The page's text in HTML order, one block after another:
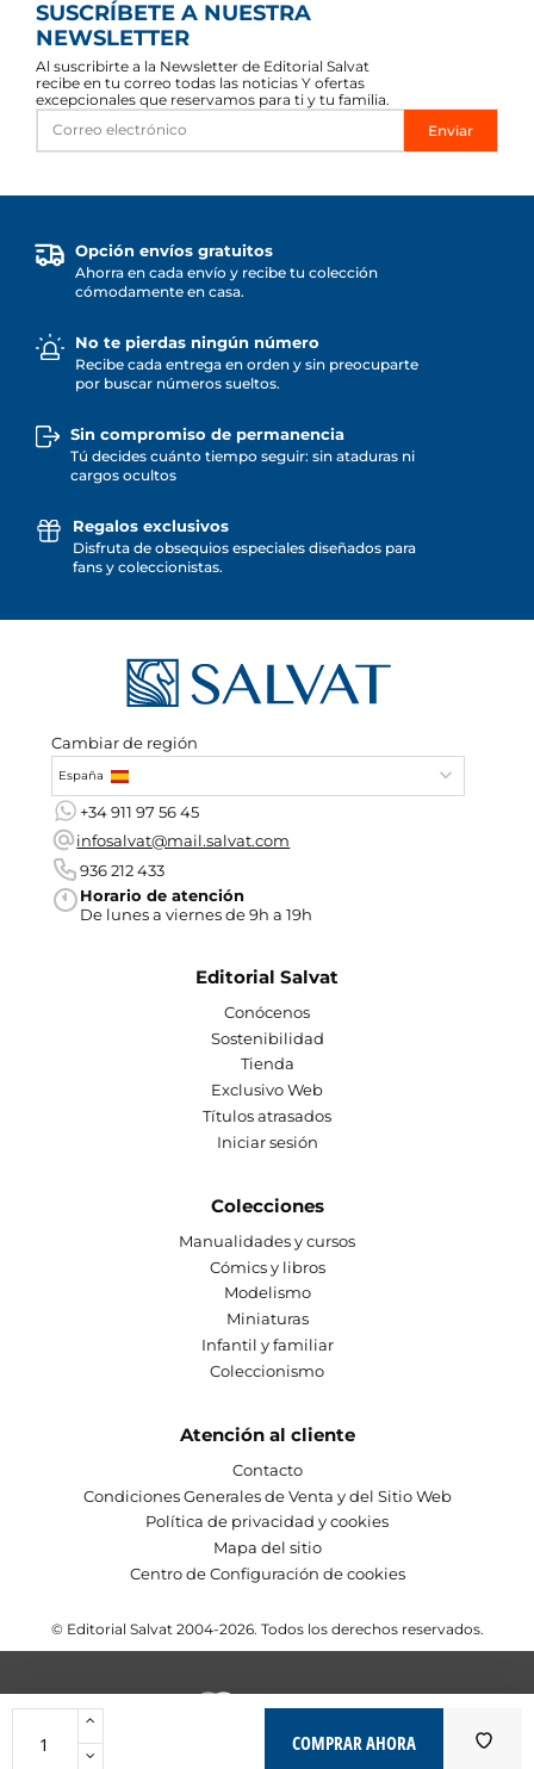
COMPRAR AHORA
SUSCRÍBETE A NUESTRA
NEWSLETTER
Al suscribirte a la Newsletter de Editorial Salvat
recibe en tu correo todas las noticias Y ofertas
excepcionales que reservamos para ti y tu familia.
Enviar
Opción envíos gratuitos
Ahorra en cada envío y recibe tu colección
cómodamente en casa.
No te pierdas ningún número
Recibe cada entrega en orden y sin preocuparte
por buscar números sueltos.
Sin compromiso de permanencia
Tú decides cuánto tiempo seguir: sin ataduras ni
cargos ocultos
Regalos exclusivos
Disfruta de obsequios especiales diseñados para
fans y coleccionistas.
Cambiar de región
España
+34 911 97 56 45
infosalvat@mail.salvat.com
936 212 433
Horario de atención
De lunes a viernes de 9h a 19h
Editorial Salvat
Conócenos
Sostenibilidad
Tienda
Exclusivo Web
Títulos atrasados
Iniciar sesión
Colecciones
Manualidades y cursos
Cómics y libros
Modelismo
Miniaturas
Infantil y familiar
Coleccionismo
Atención al cliente
Contacto
Condiciones Generales de Venta y del Sitio Web
Política de privacidad y cookies
Mapa del sitio
Centro de Configuración de cookies
© Editorial Salvat 2004-2026. Todos los derechos reservados.